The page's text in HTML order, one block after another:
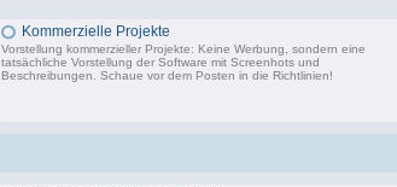
Kommerzielle Projekte
Vorstellung kommerzieller Projekte: Keine Werbung, sondern eine
tatsächliche Vorstellung der Software mit Screenhots und
Beschreibungen. Schaue vor dem Posten in die Richtlinien!